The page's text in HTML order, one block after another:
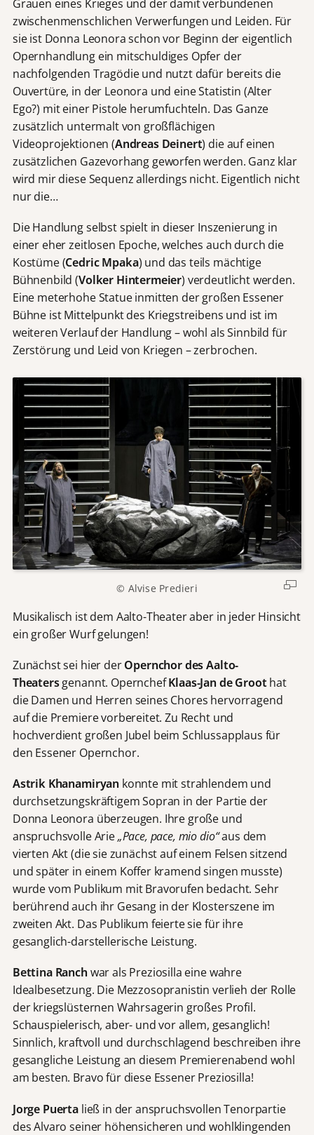
Grauen eines Krieges und der damit verbundenen
zwischenmenschlichen Verwerfungen und Leiden. Für
sie ist Donna Leonora schon vor Beginn der eigentlich
Opernhandlung ein mitschuldiges Opfer der
nachfolgenden Tragödie und nutzt dafür bereits die
Ouvertüre, in der Leonora und eine Statistin (Alter
Ego?) mit einer Pistole herumfuchteln. Das Ganze
zusätzlich untermalt von großflächigen
Videoprojektionen (Andreas Deinert) die auf einen
zusätzlichen Gazevorhang geworfen werden. Ganz klar
wird mir diese Sequenz allerdings nicht. Eigentlich nicht
nur die…
Die Handlung selbst spielt in dieser Inszenierung in
einer eher zeitlosen Epoche, welches auch durch die
Kostüme (Cedric Mpaka) und das teils mächtige
Bühnenbild (Volker Hintermeier) verdeutlicht werden.
Eine meterhohe Statue inmitten der großen Essener
Bühne ist Mittelpunkt des Kriegstreibens und ist im
weiteren Verlauf der Handlung – wohl als Sinnbild für
Zerstörung und Leid von Kriegen – zerbrochen.
© Alvise Predieri
Musikalisch ist dem Aalto-Theater aber in jeder Hinsicht
ein großer Wurf gelungen!
Zunächst sei hier derOpernchor des Aalto-
Theatersgenannt. OpernchefKlaas-Jan de Groothat
die Damen und Herren seines Chores hervorragend
auf die Premiere vorbereitet. Zu Recht und
hochverdient großen Jubel beim Schlussapplaus für
den Essener Opernchor.
Astrik Khanamiryan konnte mit strahlendem und
durchsetzungskräftigem Sopran in der Partie der
Donna Leonora überzeugen. Ihre große und
anspruchsvolle Arie„Pace, pace, mio dio“aus dem
vierten Akt (die sie zunächst auf einem Felsen sitzend
und später in einem Koffer kramend singen musste)
wurde vom Publikum mit Bravorufen bedacht. Sehr
berührend auch ihr Gesang in der Klosterszene im
zweiten Akt. Das Publikum feierte sie für ihre
gesanglich-darstellerische Leistung.
Bettina Ranchwar als Preziosilla eine wahre
Idealbesetzung. Die Mezzosopranistin verlieh der Rolle
der kriegslüsternen Wahrsagerin großes Profil.
Schauspielerisch, aber- und vor allem, gesanglich!
Sinnlich, kraftvoll und durchschlagend beschreiben ihre
gesangliche Leistung an diesem Premierenabend wohl
am besten. Bravo für diese Essener Preziosilla!
Jorge Puerta ließ in der anspruchsvollen Tenorpartie
des Alvaro seiner höhensicheren und wohlklingenden